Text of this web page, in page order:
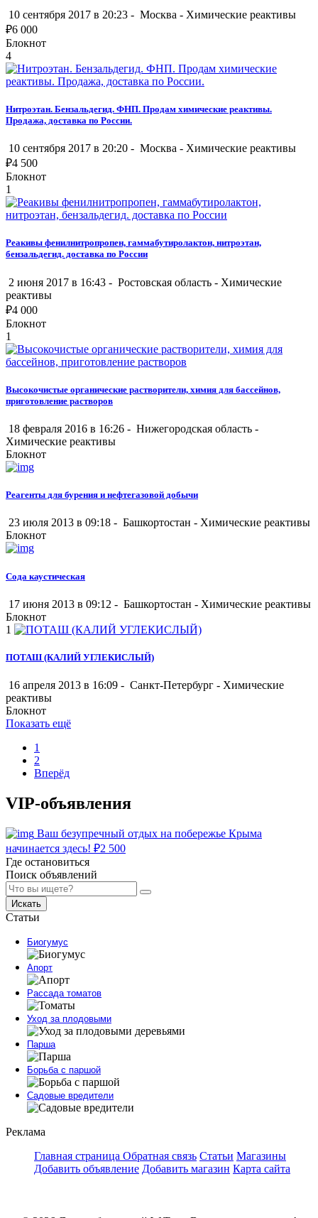
10 сентября 2017 в 20:23 - Москва - Химические реактивы
₽6 000
Блокнот
4
Нитроэтан. Бензальдегид. ФНП. Продам химические реактивы.
Продажа, доставка по России.
10 сентября 2017 в 20:20 - Москва - Химические реактивы
₽4 500
Блокнот
1
Реакивы фенилнитропропен, гаммабутиролактон, нитроэтан,
бензальдегид. доставка по России
2 июня 2017 в 16:43 - Ростовская область - Химические
реактивы
₽4 000
Блокнот
1
Высокочистые органические растворители, химия для бассейнов,
приготовление растворов
18 февраля 2016 в 16:26 - Нижегородская область -
Химические реактивы
Блокнот
Реагенты для бурения и нефтегазовой добычи
23 июля 2013 в 09:18 - Башкортостан - Химические реактивы
Блокнот
Сода каустическая
17 июня 2013 в 09:12 - Башкортостан - Химические реактивы
Блокнот
1
ПОТАШ (КАЛИЙ УГЛЕКИСЛЫЙ)
16 апреля 2013 в 16:09 - Санкт-Петербург - Химические
реактивы
Блокнот
Показать ещё
1
2
Вперёд
VIP-объявления
Ваш безупречный отдых на побережье Крыма
начинается здесь! ₽2 500
Где остановиться
Поиск объявлений
Искать
Статьи
Биогумус
Апорт
Рассада томатов
Уход за плодовыми
Парша
Борьба с паршой
Садовые вредители
Реклама
Главная страница Обратная связь Статьи Магазины
Добавить объявление Добавить магазин Карта сайта